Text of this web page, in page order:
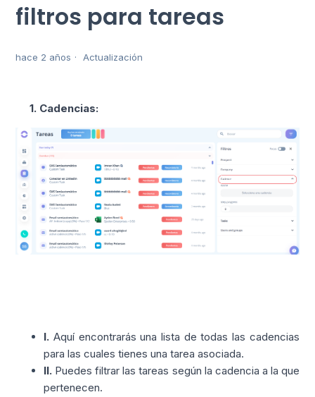
filtros para tareas
hace 2 años Actualización
1. Cadencias:
I. Aquí encontrarás una lista de todas las cadencias
para las cuales tienes una tarea asociada.
II. Puedes filtrar las tareas según la cadencia a la que
pertenecen.